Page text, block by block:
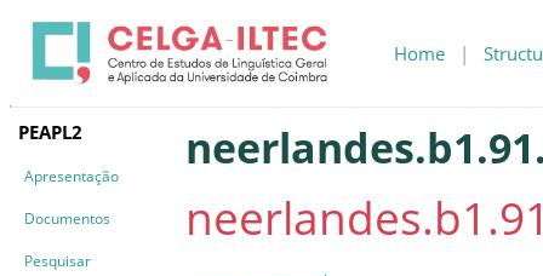
Home |
PEAPL2
Apresentação
Documentos
Pesquisar